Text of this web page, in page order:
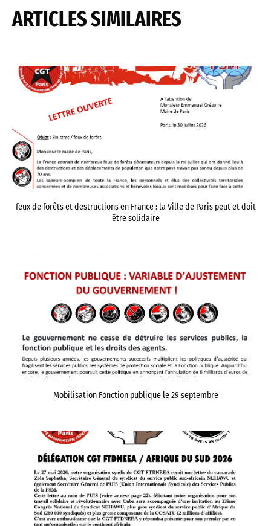
ARTICLES SIMILAIRES
feux de forêts et destructions en France : la Ville de Paris peut et doit
être solidaire
Mobilisation Fonction publique le 29 septembre